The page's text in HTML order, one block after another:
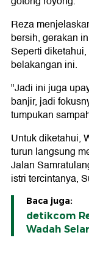
Reza
bersih, gerakan
Seperti
belakangan ini.
"Jadi ini juga
banjir, jadi
tumpukan
Untuk diketahui,
turun langsung
Jalan
istri tercintanya,
Baca juga:
detikcom
Wadah